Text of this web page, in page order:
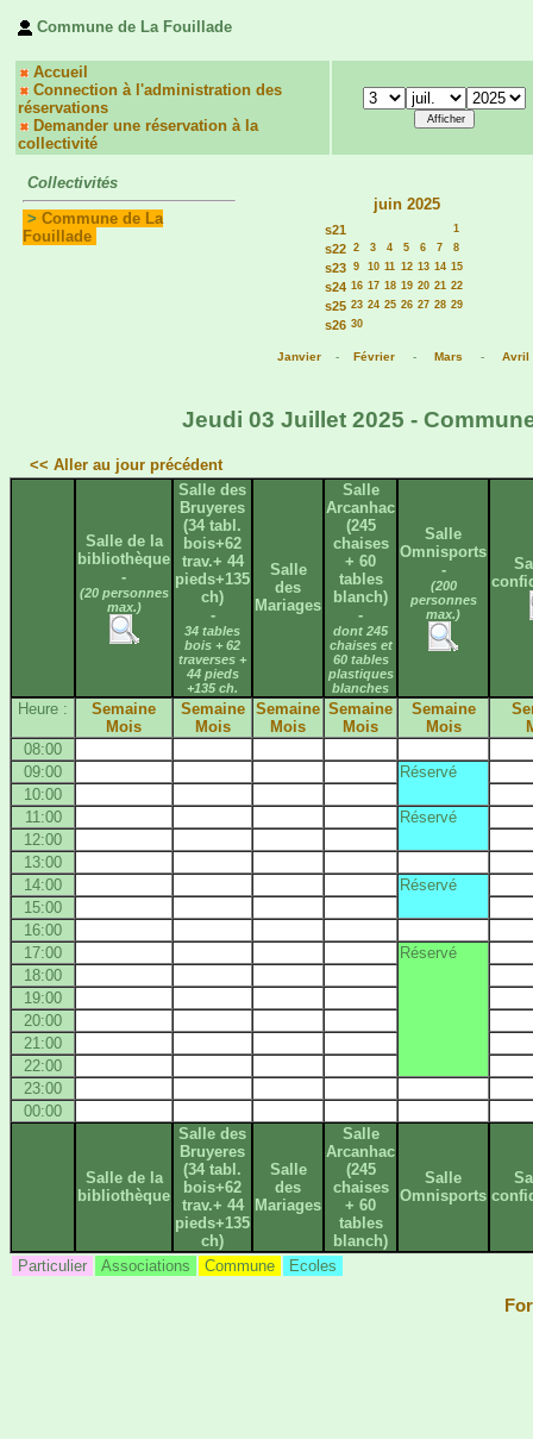
Commune de La Fouillade
Accueil
Connection à l'administration des
réservations
Demander une réservation à la
collectivité
Collectivités
> Commune de La
Fouillade
juin 2025
s21 1
s22 2 3 4 5 6 7 8
s23 9 10 11 12 13 14 15
s24 16 17 18 19 20 21 22
s25 23 24 25 26 27 28 29
s26 30
Janvier - Février - Mars - Avril
Jeudi 03 Juillet 2025 -
<< Aller au jour précédent
Salle de la
bibliothèque
-
(20 personnes
max.)
Salle des
Bruyeres
(34 tabl.
bois+62
trav.+ 44
pieds+135
ch)
-
34 tables
bois + 62
traverses +
44 pieds
+135 ch.
Salle
des
Mariages
Salle
Arcanhac
(245
chaises
+ 60
tables
blanch)
-
dont 245
chaises et
60 tables
plastiques
blanches
Salle
Omnisports
-
(200
personnes
max.)
Heure :
Semaine
Mois
Semaine
Mois
Semaine
Mois
Semaine
Mois
Semaine
Mois
08:00
09:00
Réservé
10:00
11:00
Réservé
12:00
13:00
14:00
Réservé
15:00
16:00
17:00
Réservé
18:00
19:00
20:00
21:00
22:00
23:00
00:00
Salle de la
bibliothèque
Salle des
Bruyeres
(34 tabl.
bois+62
trav.+ 44
pieds+135
ch)
Salle
des
Mariages
Salle
Arcanhac
(245
chaises
+ 60
tables
blanch)
Salle
Omnisports
Particulier Associations Commune Ecoles